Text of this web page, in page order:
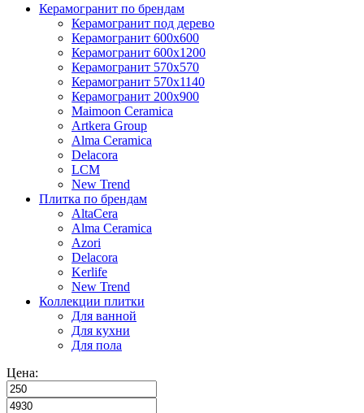
Керамогранит по брендам
Керамогранит под дерево
Керамогранит 600x600
Керамогранит 600x1200
Керамогранит 570x570
Керамогранит 570x1140
Керамогранит 200x900
Maimoon Ceramica
Artkera Group
Alma Ceramica
Delacora
LCM
New Trend
Плитка по брендам
AltaCera
Аlma Ceramica
Azori
Delacora
Kerlife
New Trend
Коллекции плитки
Для ванной
Для кухни
Для пола
Цена: